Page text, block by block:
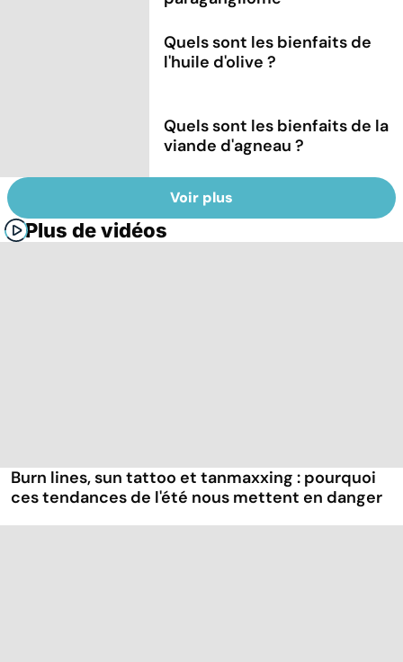
Quels sont les bienfaits de
l'huile d'olive ?
Quels sont les bienfaits de la
viande d'agneau ?
Voir plus
Plus de vidéos
Burn lines, sun tattoo et tanmaxxing : pourquoi
ces tendances de l'été nous mettent en danger